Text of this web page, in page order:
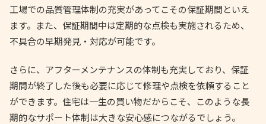
工場での品質管理体制の充実があってこその保証期間といえ
ます。また、保証期間中は定期的な点検も実施されるため、
不具合の早期発見・対応が可能です。
さらに、アフターメンテナンスの体制も充実しており、保証
期間が終了した後も必要に応じて修理や点検を依頼すること
ができます。住宅は一生の買い物だからこそ、このような長
期的なサポート体制は大きな安心感につながるでしょう。